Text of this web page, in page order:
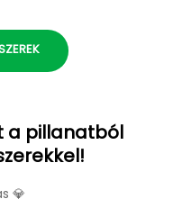
a pillanatból
💎